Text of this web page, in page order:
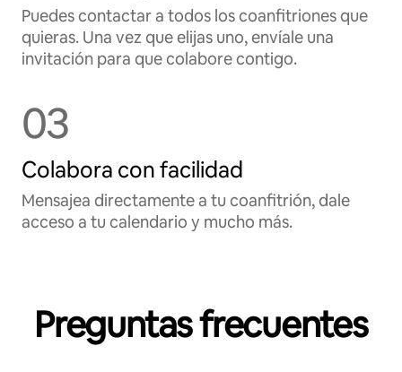
Puedes contactar a todos los coanfitriones que
quieras. Una vez que elijas uno, envíale una
invitación para que colabore contigo.
03
Colabora con facilidad
Mensajea directamente a tu coanfitrión, dale
acceso a tu calendario y mucho más.
Preguntas frecuentes